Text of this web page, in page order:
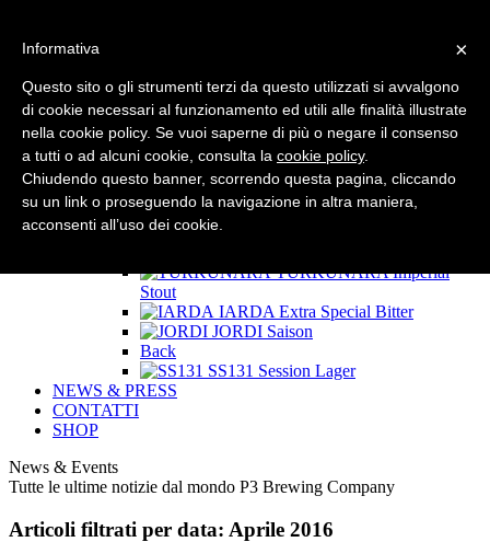
HOME
LE BIRRE P3
Back
SPEED Golden Ale
RIFF Session White IPA
100 NODI Double IPA
West Coast Sardinia
Coast IPA
Back
TURKUNARA Imperial
Stout
IARDA Extra Special Bitter
JORDI Saison
Back
SS131 Session Lager
NEWS & PRESS
CONTATTI
SHOP
News & Events
Tutte le ultime notizie dal mondo P3 Brewing Company
Articoli filtrati per data: Aprile 2016
×
Informativa
Questo sito o gli strumenti terzi da questo utilizzati si avvalgono
di cookie necessari al funzionamento ed utili alle finalità illustrate
nella cookie policy. Se vuoi saperne di più o negare il consenso
a tutti o ad alcuni cookie, consulta la cookie policy.
Chiudendo questo banner, scorrendo questa pagina, cliccando
su un link o proseguendo la navigazione in altra maniera,
acconsenti all’uso dei cookie.